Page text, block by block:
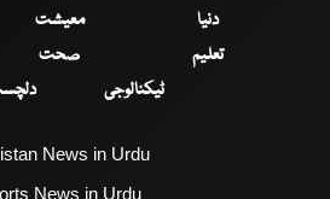
دنیا
معیشت
تعلیم
صحت
ٹیکنالوجی
News in Urdu
News in Urdu